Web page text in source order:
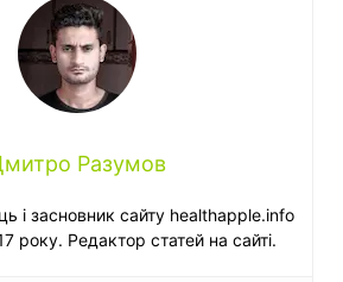
Разумов
і засновник сайту healthapple.info
року. Редактор статей на сайті.